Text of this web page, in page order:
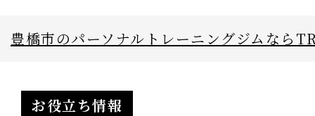
豊橋市のパーソナルトレーニングジムなら
お役立ち情報